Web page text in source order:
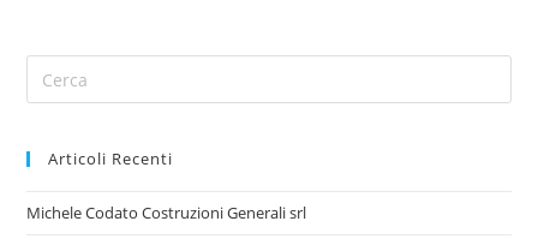
Articoli Recenti
Michele Codato Costruzioni Generali srl